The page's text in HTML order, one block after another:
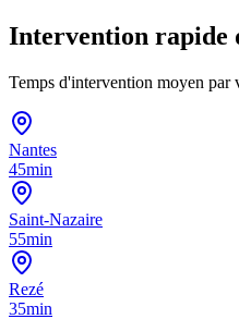
Intervention rapide
Temps d'intervention moyen par
Nantes
45min
Saint-Nazaire
55min
Rezé
35min